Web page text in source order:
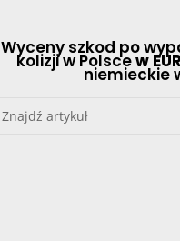
Wyceny szkod po
kolizji w Polscew
niemieckie